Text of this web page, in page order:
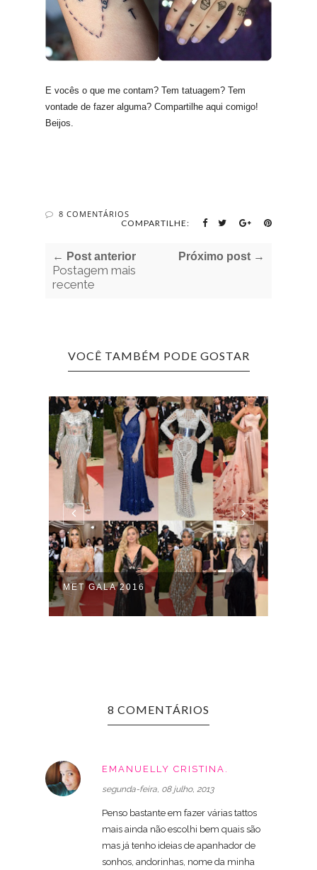
E vocês o que me contam? Tem tatuagem? Tem
vontade de fazer alguma? Compartilhe aqui comigo!
Beijos.
8 COMENTÁRIOS
COMPARTILHE:
← Post anterior
Postagem mais
recente
Próximo post →
VOCÊ TAMBÉM PODE GOSTAR
MET GALA 2016
8 COMENTÁRIOS
EMANUELLY CRISTINA.
segunda-feira, 08 julho, 2013
Penso bastante em fazer várias tattos
mais ainda não escolhi bem quais são
mas já tenho ideias de apanhador de
sonhos, andorinhas, nome da minha